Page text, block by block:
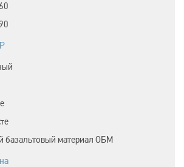
базальтовый материал ОБМ